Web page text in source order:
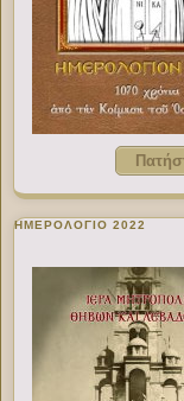
ΗΜΕΡΟΛΟΓΙΟ 2022